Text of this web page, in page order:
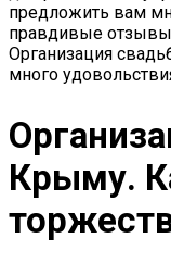
предложить вам
правдивые отзывы
Организация
много
Крыму.